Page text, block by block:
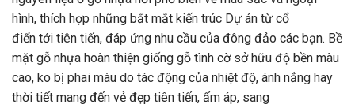
hình, thích hợp những bắt mắt kiến trúc Dự án từ cổ
điển tới tiên tiến, đáp ứng nhu cầu của đông đảo các bạn. Bề
mặt gỗ nhựa hoàn thiện giống gỗ tình cờ sở hữu độ bền màu
cao, ko bị phai màu do tác động của nhiệt độ, ánh nắng hay
thời tiết mang đến vẻ đẹp tiên tiến, ấm áp, sang